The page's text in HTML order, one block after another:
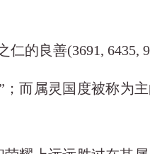
仁的良善(3691, 6435,
而属灵国度被称为